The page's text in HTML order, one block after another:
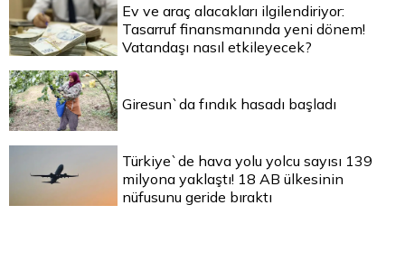
Ev ve araç alacakları ilgilendiriyor:
Tasarruf finansmanında yeni dönem!
Vatandaşı nasıl etkileyecek?
Giresun`da fındık hasadı başladı
Türkiye`de hava yolu yolcu sayısı 139
milyona yaklaştı! 18 AB ülkesinin
nüfusunu geride bıraktı